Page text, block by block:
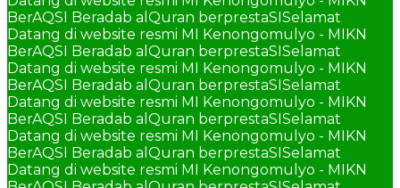
BerAQSI Beradab alQuran berprestaSISelamat
Datang di website resmi MI Kenongomulyo - MIKN
BerAQSI Beradab alQuran berprestaSISelamat
Datang di website resmi MI Kenongomulyo - MIKN
BerAQSI Beradab alQuran berprestaSISelamat
Datang di website resmi MI Kenongomulyo - MIKN
BerAQSI Beradab alQuran berprestaSISelamat
Datang di website resmi MI Kenongomulyo - MIKN
BerAQSI Beradab alQuran berprestaSISelamat
Datang di website resmi MI Kenongomulyo - MIKN